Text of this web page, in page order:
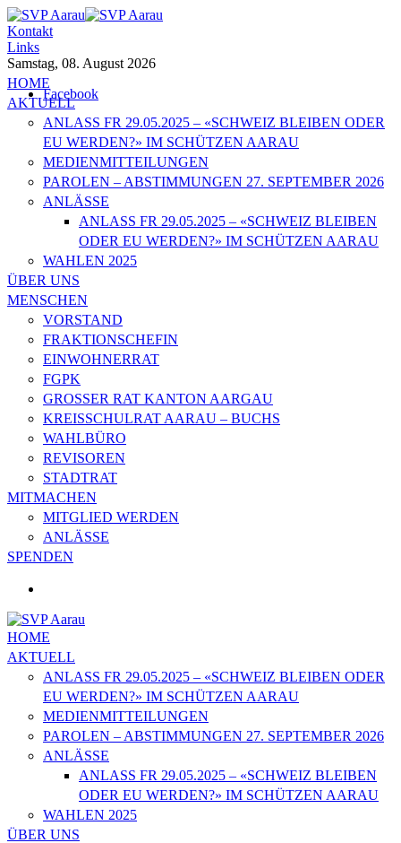
Kontakt
Links
Samstag, 08. August 2026
Facebook
HOME
AKTUELL
ANLASS FR 29.05.2025 – «SCHWEIZ BLEIBEN ODER
EU WERDEN?» IM SCHÜTZEN AARAU
MEDIENMITTEILUNGEN
PAROLEN – ABSTIMMUNGEN 27. SEPTEMBER 2026
ANLÄSSE
ANLASS FR 29.05.2025 – «SCHWEIZ BLEIBEN
ODER EU WERDEN?» IM SCHÜTZEN AARAU
WAHLEN 2025
ÜBER UNS
MENSCHEN
VORSTAND
FRAKTIONSCHEFIN
EINWOHNERRAT
FGPK
GROSSER RAT KANTON AARGAU
KREISSCHULRAT AARAU – BUCHS
WAHLBÜRO
REVISOREN
STADTRAT
MITMACHEN
MITGLIED WERDEN
ANLÄSSE
SPENDEN
HOME
AKTUELL
ANLASS FR 29.05.2025 – «SCHWEIZ BLEIBEN ODER
EU WERDEN?» IM SCHÜTZEN AARAU
MEDIENMITTEILUNGEN
PAROLEN – ABSTIMMUNGEN 27. SEPTEMBER 2026
ANLÄSSE
ANLASS FR 29.05.2025 – «SCHWEIZ BLEIBEN
ODER EU WERDEN?» IM SCHÜTZEN AARAU
WAHLEN 2025
ÜBER UNS